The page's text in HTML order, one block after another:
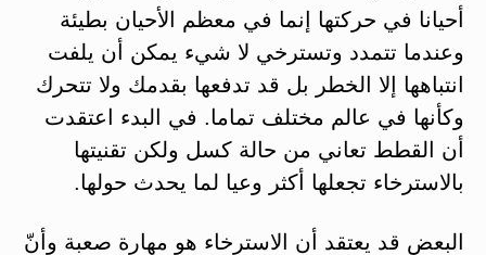
أحيانا في حركتها إنما في معظم الأحيان بطيئة
وعندما تتمدد وتسترخي لا شيء يمكن أن يلفت
انتباهها إلا الخطر بل قد تدفعها بقدمك ولا تتحرك
وكأنها في عالم مختلف تماما. في البدء اعتقدت
أن القطط تعاني من حالة كسل ولكن تقنيتها
بالاسترخاء تجعلها أكثر وعيا لما يحدث حولها.
البعض قد يعتقد أن الاسترخاء هو مهارة صعبة وأنّ